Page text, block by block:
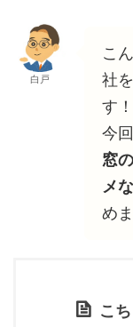
白戸
こ
社
す！
今
窓
メ
め
こ